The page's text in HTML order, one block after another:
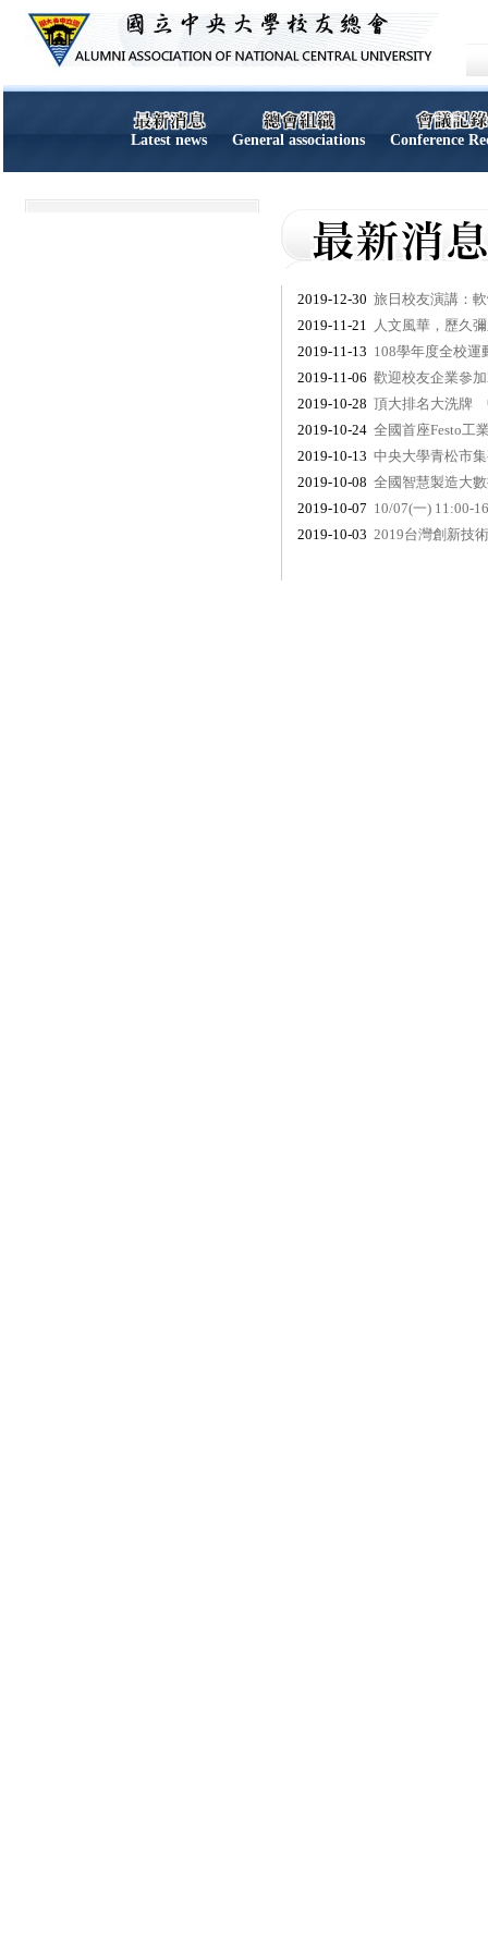
Latest news General associations Conference
2019-12-30 旅日校友演講：軟
2019-11-21 人文風華，歷久
2019-11-13 108學年度全校
2019-11-06 歡迎校友企業參
2019-10-28 頂大排名大洗牌
2019-10-24 全國首座Festo工
2019-10-13 中央大學青松市
2019-10-08 全國智慧製造大
2019-10-07 10/07(一) 11:00-
2019-10-03 2019台灣創新技